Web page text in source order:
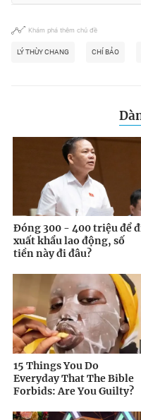
Khám phá thêm chủ đề
LÝ THÙY CHANG CHÍ BẢO